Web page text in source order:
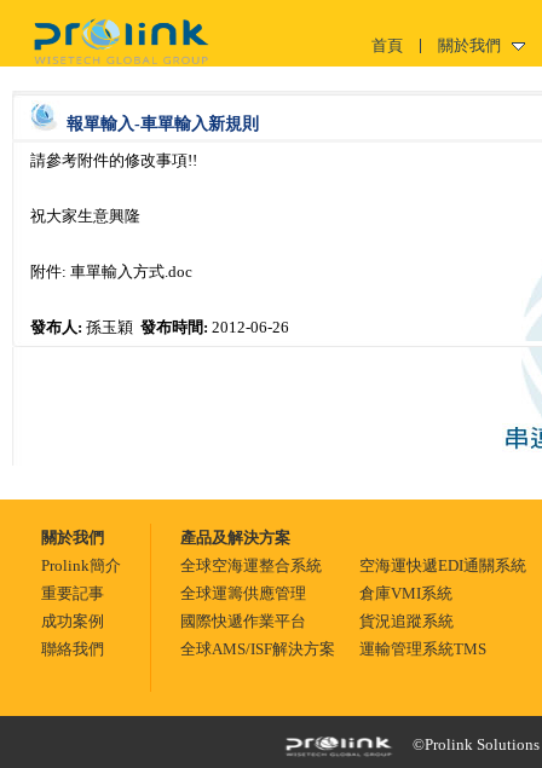
關於我們
首頁
報單輸入-車單輸入新規則
請參考附件的修改事項!!
祝大家生意興隆
附件: 車單輸入方式.doc
發布人: 孫玉穎 發布時間: 2012-06-26
關於我們
Prolink簡介
重要記事
成功案例
聯絡我們
產品及解決方案
全球空海運整合系統
空海運快遞EDI通關系統
全球運籌供應管理
倉庫VMI系統
國際快遞作業平台
貨況追蹤系統
全球AMS/ISF解決方案
運輸管理系統TMS
©Prolink Solutions